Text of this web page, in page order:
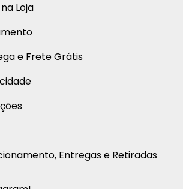
Loja
e Frete Grátis
Entregas e Retiradas